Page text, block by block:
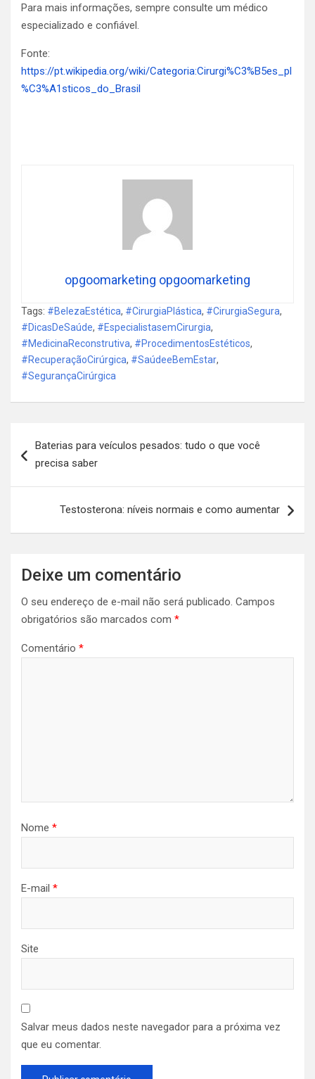
Para mais informações, sempre consulte um médico
especializado e confiável.
Fonte:
https://pt.wikipedia.org/wiki/Categoria:Cirurgi%C3%B5es_pl
%C3%A1sticos_do_Brasil
opgoomarketing opgoomarketing
Tags: #BelezaEstética, #CirurgiaPlástica, #CirurgiaSegura,
#DicasDeSaúde, #EspecialistasemCirurgia,
#MedicinaReconstrutiva, #ProcedimentosEstéticos,
#RecuperaçãoCirúrgica, #SaúdeeBemEstar,
#SegurançaCirúrgica
de
Baterias para veículos pesados: tudo o que você
precisa saber
Testosterona: níveis normais e como aumentar
Deixe um comentário
O seu endereço de e-mail não será publicado. Campos
obrigatórios são marcados com *
Comentário *
Nome *
E-mail *
Site
Salvar meus dados neste navegador para a próxima vez
que eu comentar.